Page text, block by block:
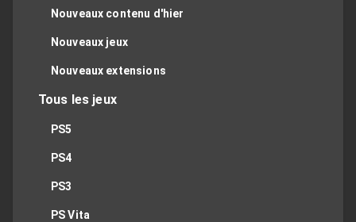
Nouveaux contenu d'hier
Nouveaux jeux
Nouveaux extensions
Tous les jeux
PS5
PS4
PS3
PS Vita